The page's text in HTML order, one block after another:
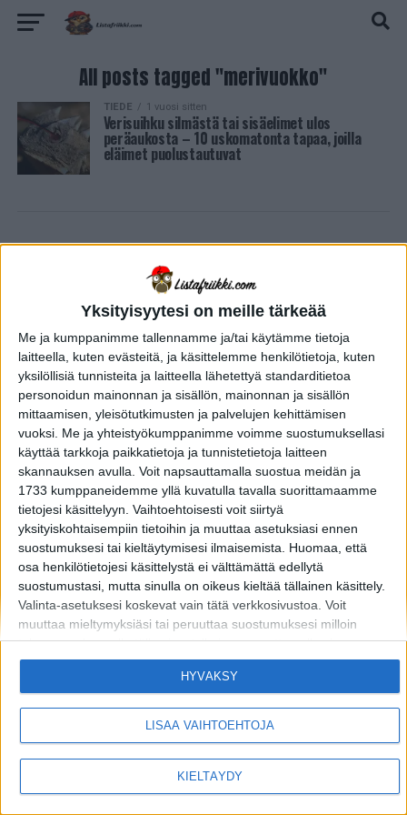
Yksityisyytesi on meille tärkeää
Me ja kumppanimme tallennamme ja/tai käytämme tietoja
laitteella, kuten evästeitä, ja käsittelemme henkilötietoja, kuten
yksilöllisiä tunnisteita ja laitteella lähetettyä standarditietoa
personoidun mainonnan ja sisällön, mainonnan ja sisällön
mittaamisen, yleisötutkimusten ja palvelujen kehittämisen
vuoksi. Me ja yhteistyökumppanimme voimme suostumuksellasi
käyttää tarkkoja paikkatietoja ja tunnistetietoja laitteen
skannauksen avulla. Voit napsauttamalla suostua meidän ja
1733 kumppaneidemme yllä kuvatulla tavalla suorittamaamme
tietojesi käsittelyyn. Vaihtoehtoisesti voit siirtyä
yksityiskohtaisempiin tietoihin ja muuttaa asetuksiasi ennen
suostumuksesi tai kieltäytymisesi ilmaisemista.
Huomaa, että
osa henkilötietojesi käsittelystä ei välttämättä edellytä
suostumustasi, mutta sinulla on oikeus kieltää tällainen käsittely.
Valinta-asetuksesi koskevat vain tätä verkkosivustoa. Voit
muuttaa mieltymyksiäsi tai peruuttaa suostumuksesi milloin
tahansa palaamalla tälle sivustolle ja napsauttamalla sivun
alaosassa olevaa "Yksityisyys" -painiketta.
Huomaa myös, että tämä verkkosivusto/sovellus käyttää yhtä tai
mukaan lukien, niihin kuitenkaan rajoittumatta,
verkkosivustolla/sovelluksessa vierailuusi tai niiden käyttöösi ja
niissä harjoittamaasi toimintaan/käyttäytymiseen liittyviä tietoja.
Alla olevassa Googlen suostumusosiossa voit antaa tai kieltää
suostumuksen Googlelle ja sen kolmannen osapuolen
LISÄÄ VAIHTOEHTOJA
KIELTÄYDY
HYVÄKSY
All posts tagged "merivuokko"
TIEDE 1 vuosi sitten
Verisuihku silmästä tai sisäelimet ulos
peräaukosta – 10 uskomatonta tapaa, joilla
eläimet puolustautuvat
MIKÄ LISTAFRIIKKI?
HALUATKO MAINOSTAJAKSI LISTAFRIIKKIIN?
TIETOSUOJA JA EVÄSTEET
OTA YHTEYTTÄ
Copyright © 2026 Listamedia